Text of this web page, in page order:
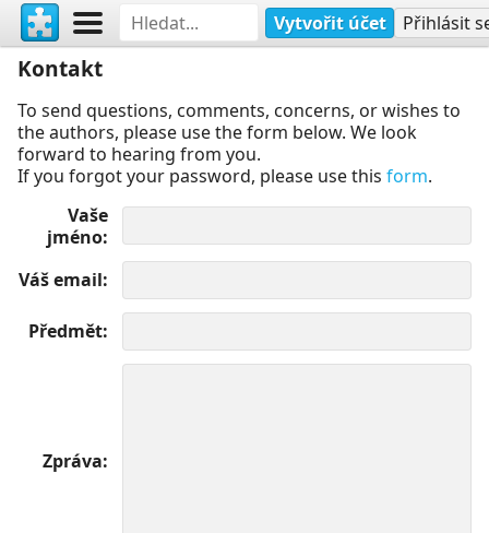
Vytvořit účet Přihlásit
Kontakt
To send questions, comments, concerns, or wishes to
the authors, please use the form below. We look
forward to hearing from you.
If you forgot your password, please use this form.
Vaše
jméno
Váš email
Předmět
Zpráva